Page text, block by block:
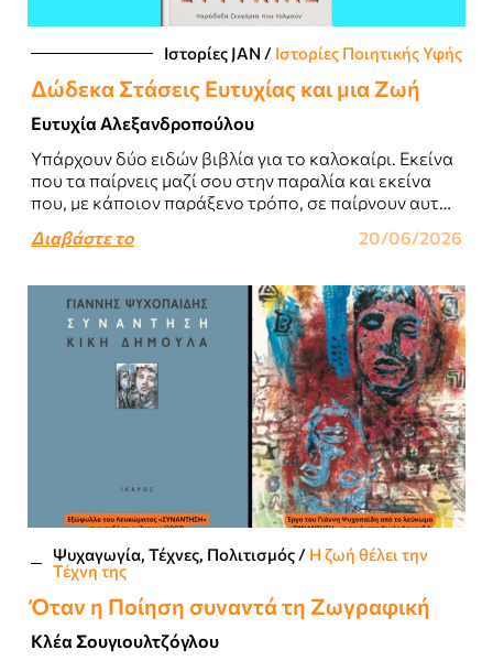
Ιστορίες JΑΝ / Ιστορίες Ποιητικής Υφής
Δώδεκα Στάσεις Ευτυχίας και μια Ζωή
Ευτυχία Αλεξανδροπούλου
Υπάρχουν δύο ειδών βιβλία για το καλοκαίρι. Εκείνα
που τα παίρνεις μαζί σου στην παραλία και εκείνα
που, με κάποιον παράξενο τρόπο, σε παίρνουν αυτά
Διαβάστε το 20/06/2026
Ψυχαγωγία, Τέχνες, Πολιτισμός/ Η ζωή θέλει την
Τέχνη της
Όταν η Ποίηση συναντά τη Ζωγραφική
Κλέα Σουγιουλτζόγλου